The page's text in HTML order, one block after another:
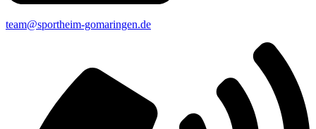
team@sportheim-gomaringen.de